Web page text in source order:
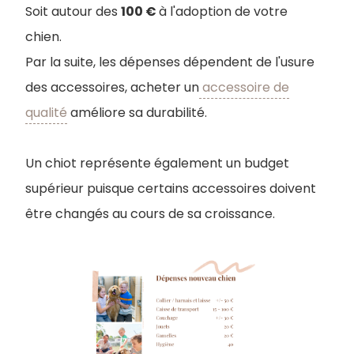
Soit autour des 100 €à l'adoption de votre
chien.
Par la suite, les dépenses dépendent de l'usure
des accessoires, acheter unaccessoire de
qualité améliore sa durabilité.
Un chiot représente également un budget
supérieur puisque certains accessoires doivent
être changés au cours de sa croissance.